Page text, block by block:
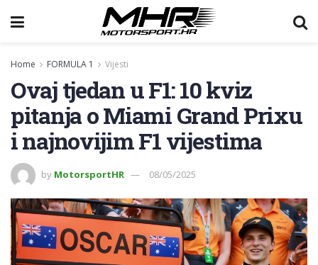
Home FORMULA 1 Vijesti
Ovaj tjedan u F1: 10 kviz
pitanja o Miami Grand Prixu
i najnovijim F1 vijestima
by MotorsportHR 08/05/2025